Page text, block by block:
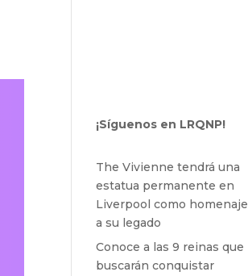
¡Síguenos en LRQNP!
The Vivienne tendrá una
estatua permanente en
Liverpool como homenaje
a su legado
Conoce a las 9 reinas que
buscarán conquistar